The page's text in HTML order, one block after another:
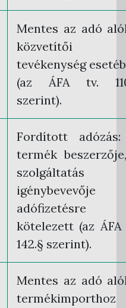
Mentes az adó
közvetítői
tevékenység
(az ÁFA tv.
szerint).
Fordított
termék
szolgáltatás
igénybevevője
adófizetésre
kötelezett (az ÁFA
142.§ szerint).
Mentes az adó
termékimporthoz